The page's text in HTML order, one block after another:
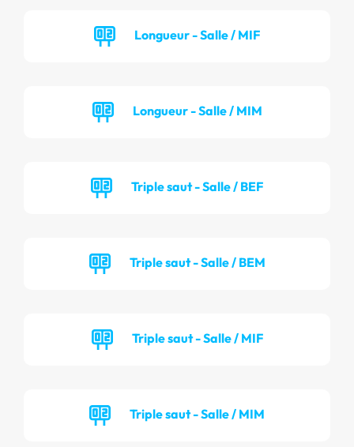
Longueur - Salle / MIF
Longueur - Salle / MIM
Triple saut - Salle / BEF
Triple saut - Salle / BEM
Triple saut - Salle / MIF
Triple saut - Salle / MIM